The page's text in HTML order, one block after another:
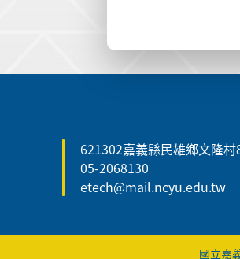
621302嘉義縣民雄鄉文隆村
05-2068130
etech@mail.ncyu.edu.tw
國立嘉